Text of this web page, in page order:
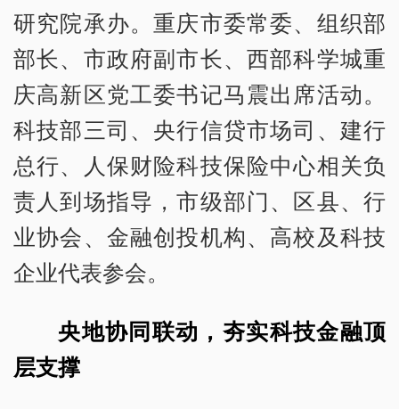
研究院承办。重庆市委常委、组织部
部长、市政府副市长、西部科学城重
庆高新区党工委书记马震出席活动。
科技部三司、央行信贷市场司、建行
总行、人保财险科技保险中心相关负
责人到场指导，市级部门、区县、行
业协会、金融创投机构、高校及科技
企业代表参会。
央地协同联动，夯实科技金融顶
层支撑